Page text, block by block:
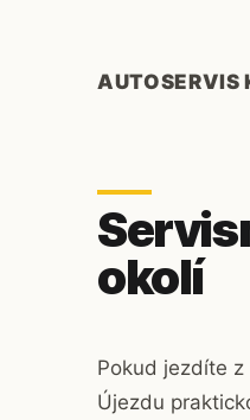
AUTOSERVIS
okolí
Pokud jezdíte
Újezdu